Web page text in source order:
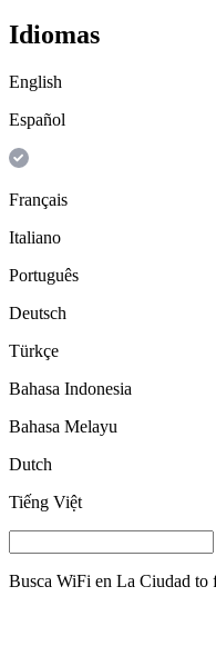
Idiomas
English
Español
Français
Italiano
Português
Deutsch
Türkçe
Bahasa Indonesia
Bahasa Melayu
Dutch
Tiếng Việt
Busca WiFi en La Ciudad to